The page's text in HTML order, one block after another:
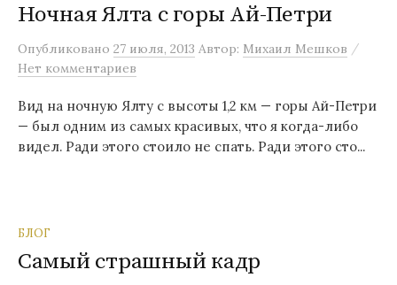
Ночная Ялта с горы Ай-Петри
Опубликовано 27 июля, 2013 Автор: Михаил Мешков /
Нет комментариев
Вид на ночную Ялту с высоты 1,2 км — горы Ай-Петри
— был одним из самых красивых, что я когда-либо
видел. Ради этого стоило не спать. Ради этого сто...
БЛОГ
Самый страшный кадр